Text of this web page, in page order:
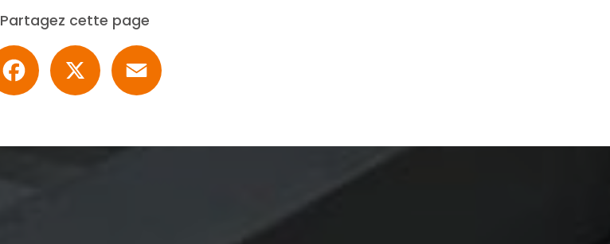
Partagez cette page
Facebook